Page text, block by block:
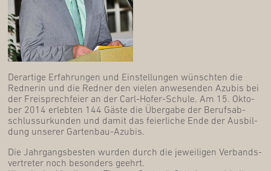
Der­ar­ti­ge Erfah­run­gen und Ein­stel­lun­gen wünsch­ten die
Red­ne­rin und die Red­ner den vie­len anwe­sen­den Azu­bis bei
der Frei­sprech­fei­er an der Carl-Hofer-Schu­le. Am 15. Okto­
ber 2014 erleb­ten 144 Gäs­te die Über­ga­be der Berufs­ab­
schluss­ur­kun­den und damit das fei­er­li­che Ende der Aus­bil­
dung unse­rer Gartenbau-Azubis.
Die Jahr­gangs­bes­ten wur­den durch die jewei­li­gen Ver­bands­
ver­tre­ter noch beson­ders geehrt.